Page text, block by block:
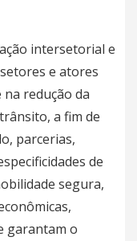
intersetorial e
e atores
redução da
a fim de
parcerias,
de
segura,
garantam o